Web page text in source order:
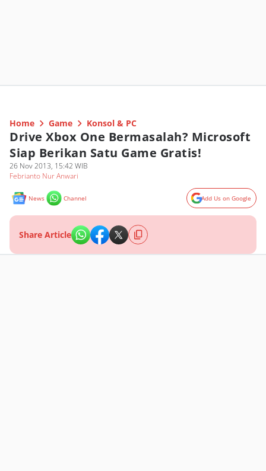
Home Game Konsol & PC
Drive Xbox One Bermasalah? Microsoft
Siap Berikan Satu Game Gratis!
26 Nov 2013, 15:42 WIB
Febrianto Nur Anwari
News Channel Add Us on Google
Share Article